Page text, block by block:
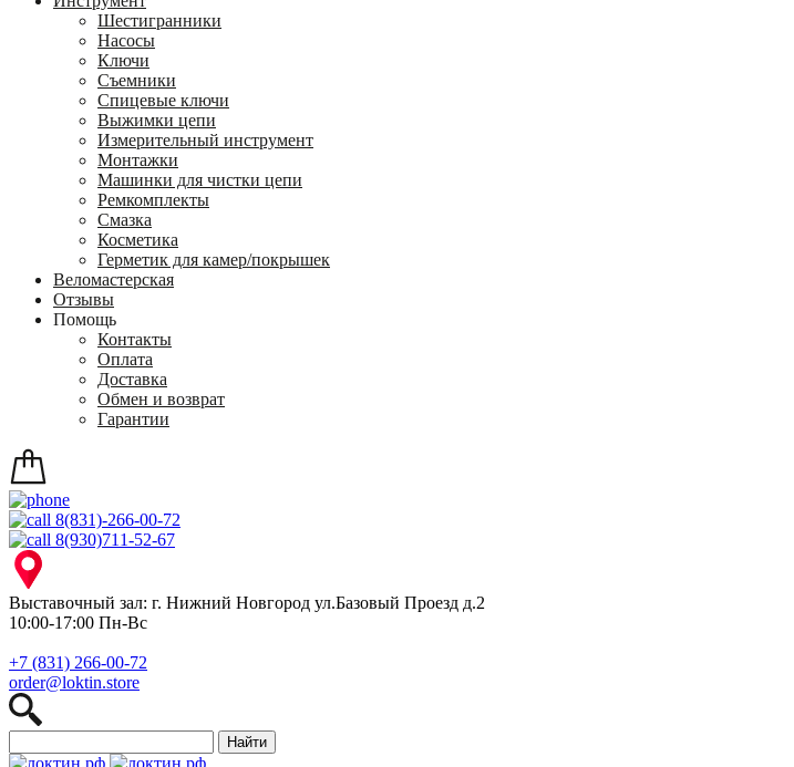
Шестигранники
Насосы
Ключи
Съемники
Спицевые ключи
Выжимки цепи
Измерительный инструмент
Монтажки
Машинки для чистки цепи
Ремкомплекты
Смазка
Косметика
Герметик для камер/покрышек
Веломастерская
Отзывы
Помощь
Контакты
Оплата
Доставка
Обмен и возврат
Гарантии
8(831)-266-00-72
8(930)711-52-67
Выставочный зал: г. Нижний Новгород ул.Базовый Проезд д.2
10:00-17:00 Пн-Вс
+7 (831) 266-00-72
order@loktin.store
Найти